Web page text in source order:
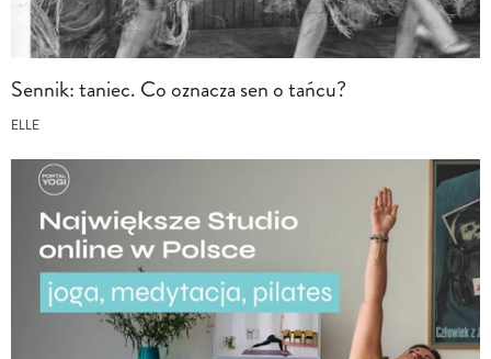
Sennik: taniec. Co oznacza sen o tańcu?
ELLE